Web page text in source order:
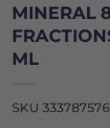
MINERAL
ML
SKU